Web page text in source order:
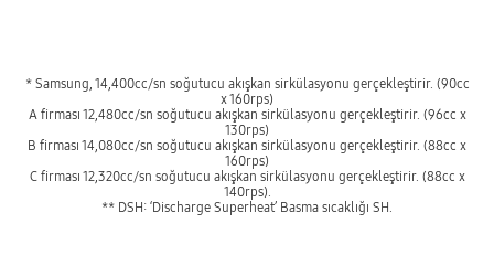
* Samsung, 14,400cc/sn soğutucu akışkan sirkülasyonu gerçekleştirir. (90cc
x 160rps)
A firması 12,480cc/sn soğutucu akışkan sirkülasyonu gerçekleştirir. (96cc x
130rps)
B firması 14,080cc/sn soğutucu akışkan sirkülasyonu gerçekleştirir. (88cc x
160rps)
C firması 12,320cc/sn soğutucu akışkan sirkülasyonu gerçekleştirir. (88cc x
140rps).
** DSH: ‘Discharge Superheat’ Basma sıcaklığı SH.